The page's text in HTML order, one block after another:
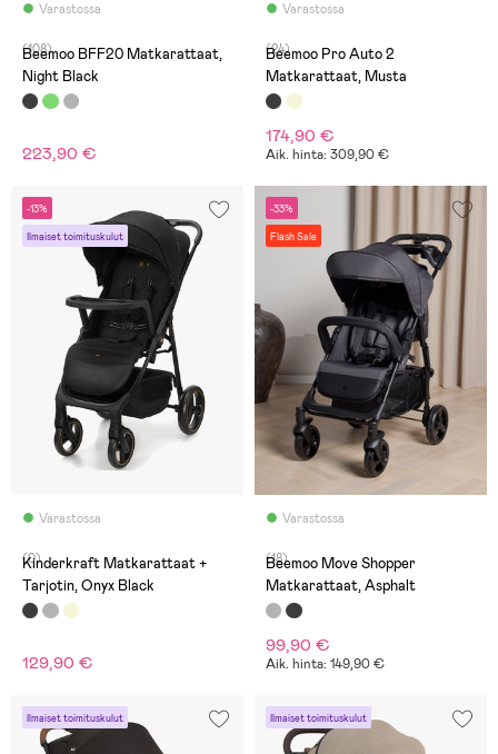
Varastossa
(108)
Beemoo BFF20 Matkarattaat,
Night Black
223,90 €
Varastossa
(24)
Beemoo Pro Auto 2
Matkarattaat, Musta
174,90 €
Aik. hinta: 309,90 €
-13%
Ilmaiset toimituskulut
Varastossa
(0)
Kinderkraft Matkarattaat +
Tarjotin, Onyx Black
129,90 €
-33%
Flash Sale
Varastossa
(18)
Beemoo Move Shopper
Matkarattaat, Asphalt
99,90 €
Aik. hinta: 149,90 €
Ilmaiset toimituskulut Ilmaiset toimituskulut